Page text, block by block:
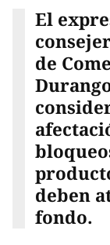
El
de
deben
fondo.